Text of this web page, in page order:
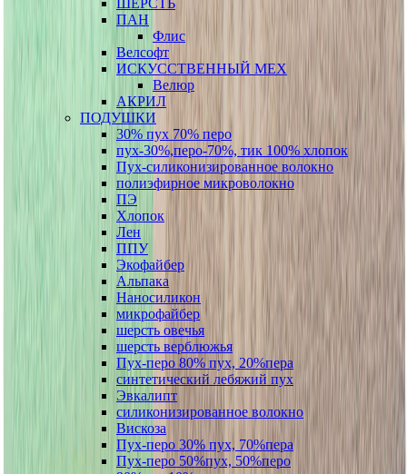
ШЕРСТЬ
ПАН
Флис
Велсофт
ИСКУССТВЕННЫЙ МЕХ
Велюр
АКРИЛ
ПОДУШКИ
30% пух 70% перо
пух-30%,перо-70%, тик 100% хлопок
Пух-силиконизированное волокно
полиэфирное микроволокно
ПЭ
Хлопок
Лен
ППУ
Экофайбер
Альпака
Наносиликон
микрофайбер
шерсть овечья
шерсть верблюжья
Пух-перо 80% пух, 20%пера
синтетический лебяжий пух
Эвкалипт
силиконизированное волокно
Вискоза
Пух-перо 30% пух, 70%пера
Пух-перо 50%пух, 50%перо